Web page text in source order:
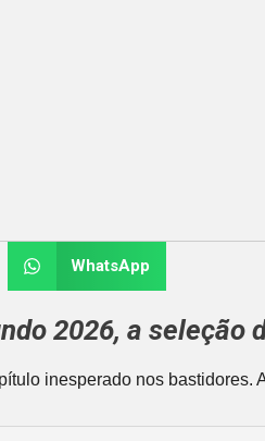
WhatsApp
2026, a seleção
inesperado nos bastidores.